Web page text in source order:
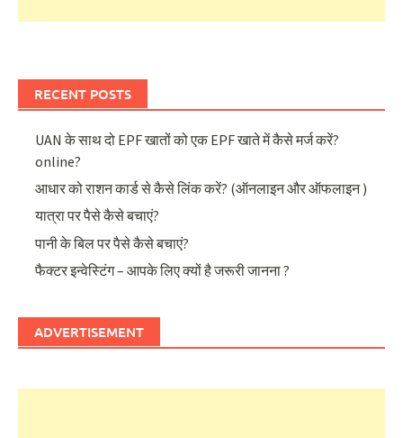
RECENT POSTS
UAN के साथ दो EPF खातों को एक EPF खाते में कैसे मर्ज करें?
online?
आधार को राशन कार्ड से कैसे लिंक करें? (ऑनलाइन और ऑफलाइन )
यात्रा पर पैसे कैसे बचाएं?
पानी के बिल पर पैसे कैसे बचाएं?
फैक्टर इन्वेस्टिंग – आपके लिए क्यों है जरूरी जानना ?
ADVERTISEMENT